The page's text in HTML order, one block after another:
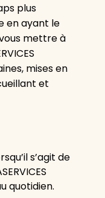
plus
en ayant le
mettre à
mises en
et
s’agit de
quotidien.